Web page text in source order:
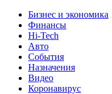
Бизнес и экономика
Финансы
Hi-Tech
Авто
События
Назначения
Видео
Коронавирус